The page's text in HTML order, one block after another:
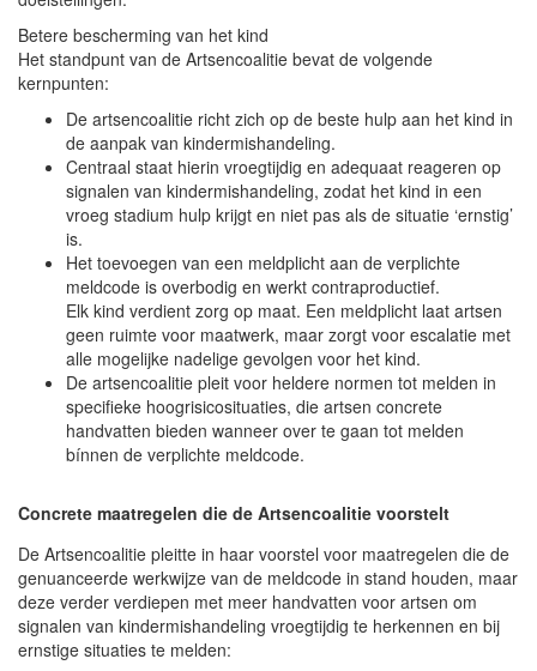
Betere bescherming van het kind
Het standpunt van de Artsencoalitie bevat de volgende
kernpunten:
De artsencoalitie richt zich op de beste hulp aan het kind in
de aanpak van kindermishandeling.
Centraal staat hierin vroegtijdig en adequaat reageren op
signalen van kindermishandeling, zodat het kind in een
vroeg stadium hulp krijgt en niet pas als de situatie ‘ernstig’
is.
Het toevoegen van een meldplicht aan de verplichte
meldcode is overbodig en werkt contraproductief.
Elk kind verdient zorg op maat. Een meldplicht laat artsen
geen ruimte voor maatwerk, maar zorgt voor escalatie met
alle mogelijke nadelige gevolgen voor het kind.
De artsencoalitie pleit voor heldere normen tot melden in
specifieke hoogrisicosituaties, die artsen concrete
handvatten bieden wanneer over te gaan tot melden
bínnen de verplichte meldcode.
Concrete maatregelen die de Artsencoalitie voorstelt
De Artsencoalitie pleitte in haar voorstel voor maatregelen die de
genuanceerde werkwijze van de meldcode in stand houden, maar
deze verder verdiepen met meer handvatten voor artsen om
signalen van kindermishandeling vroegtijdig te herkennen en bij
ernstige situaties te melden: